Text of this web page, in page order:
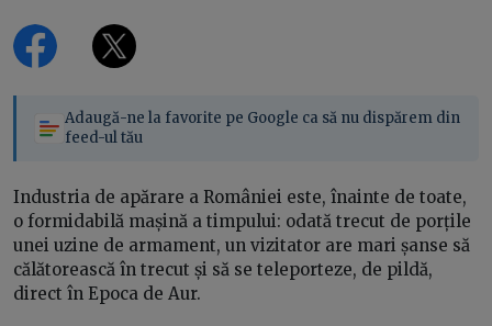
Adaugă-ne la favorite pe Google ca să nu dispărem din
feed-ul tău
Industria de apărare a României este, înainte de toate,
o formidabilă mașină a timpului: odată trecut de porțile
unei uzine de armament, un vizitator are mari șanse să
călătorească în trecut și să se teleporteze, de pildă,
direct în Epoca de Aur.